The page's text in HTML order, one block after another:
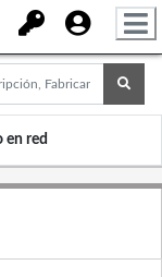
en red